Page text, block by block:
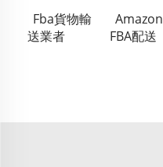
Fba貨物輸
送業者
Amazon
FBA配送